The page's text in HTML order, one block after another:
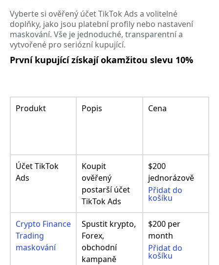
Vyberte si ověřený účet TikTok Ads a volitelné
doplňky, jako jsou platební profily nebo nastavení
maskování. Vše je jednoduché, transparentní a
vytvořené pro seriózní kupující.
První kupující získají okamžitou slevu 10%
Produkt Popis Cena
Účet TikTok
Ads
Koupit
ověřený
postarší účet
TikTok Ads
$200
jednorázově
Přidat do
košíku
Crypto Finance
Trading
maskování
Spustit krypto,
Forex,
obchodní
kampaně
$200 per
month
Přidat do
košíku